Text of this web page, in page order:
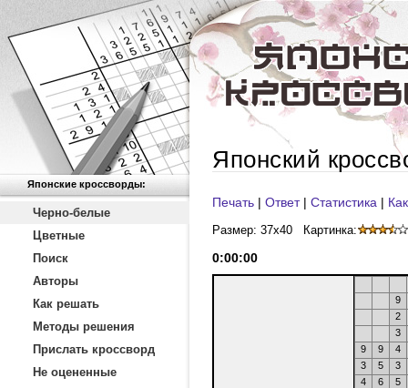
Японские кроссворды:
Черно-белые
Цветные
Поиск
Авторы
Как решать
Методы решения
Прислать кроссворд
Не оцененные
Японский
Печать | Ответ| Статистика |
Размер: 37x40 Картинка:
0:00:00
9
2
3
9
9
4
3
5
3
4
6
5